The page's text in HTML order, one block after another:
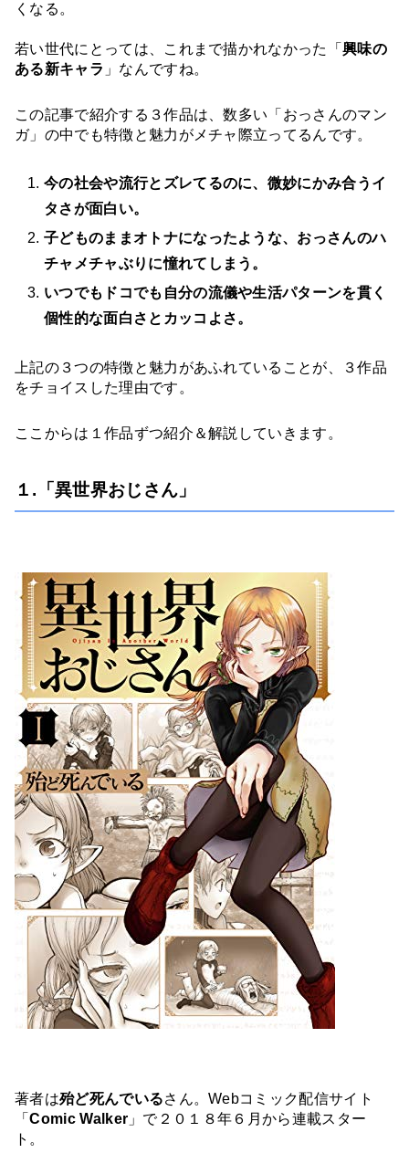
くなる。
若い世代にとっては、これまで描かれなかった「興味の
ある新キャラ 」なんですね。
この記事で紹介する３作品は、数多い「おっさんのマン
ガ」の中でも特徴と魅力がメチャ際立ってるんです。
今の社会や流行とズレてるのに、微妙にかみ合うイ
タさが面白い。
子どものままオトナになったような、おっさんのハ
チャメチャぶりに憧れてしまう。
いつでもドコでも自分の流儀や生活パターンを貫く
個性的な面白さとカッコよさ。
上記の３つの特徴と魅力があふれていることが、３作品
をチョイスした理由です。
ここからは１作品ずつ紹介＆解説していきます。
１.「異世界おじさん」
著者は殆ど死んでいるさん。Webコミック配信サイト
「Comic Walker 」で２０１８年６月から連載スター
ト。